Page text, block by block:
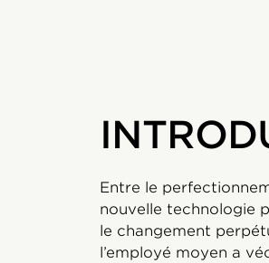
Entre le
nouvelle technologie
le changement
l’employé moyen a